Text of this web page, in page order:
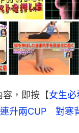
，即按【女生
升兩CUP　對寒